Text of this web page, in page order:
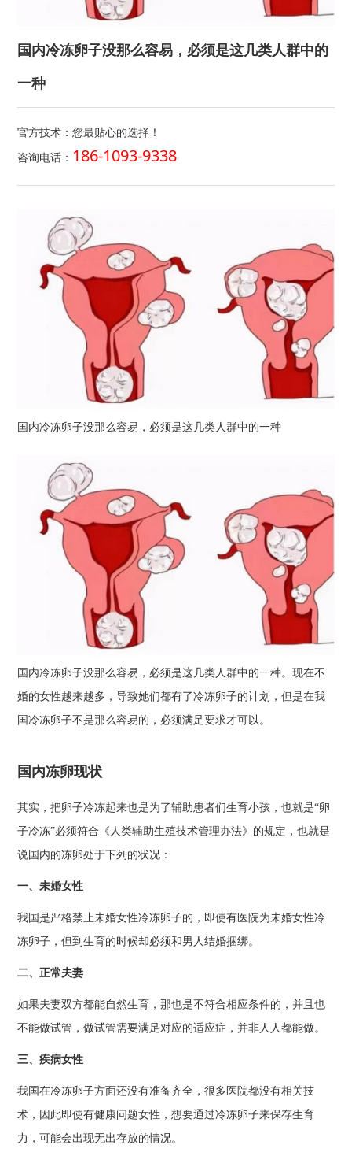
国内冷冻卵子没那么容易，必须是这几类人群中的
一种
官方技术：您最贴心的选择！
咨询电话： 186-1093-9338
国内冷冻卵子没那么容易，必须是这几类人群中的一种
国内冷冻卵子没那么容易，必须是这几类人群中的一种。现在不
婚的女性越来越多，导致她们都有了冷冻卵子的计划，但是在我
国冷冻卵子不是那么容易的，必须满足要求才可以。
国内冻卵现状
其实，把卵子冷冻起来也是为了辅助患者们生育小孩，也就是“卵
子冷冻”必须符合《人类辅助生殖技术管理办法》的规定，也就是
说国内的冻卵处于下列的状况：
一、未婚女性
我国是严格禁止未婚女性冷冻卵子的，即使有医院为未婚女性冷
冻卵子，但到生育的时候却必须和男人结婚捆绑。
二、正常夫妻
如果夫妻双方都能自然生育，那也是不符合相应条件的，并且也
不能做试管，做试管需要满足对应的适应症，并非人人都能做。
三、疾病女性
我国在冷冻卵子方面还没有准备齐全，很多医院都没有相关技
术，因此即使有健康问题女性，想要通过冷冻卵子来保存生育
力，可能会出现无出存放的情况。